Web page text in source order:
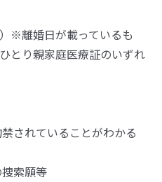
※離婚日が載っているも
とり親家庭医療証のいずれ
されていることがわかる
索願等